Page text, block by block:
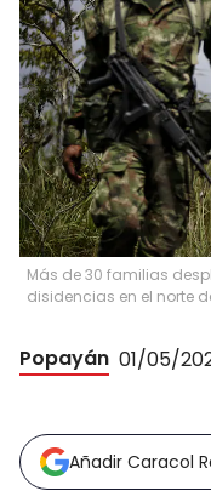
Más de 30 familias
disidencias en el norte
Popayán 01/05/
Añadir Caracol